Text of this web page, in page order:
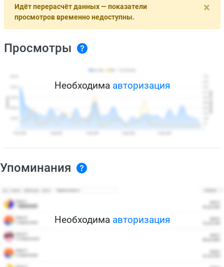
×
Идёт перерасчёт данных — показатели
просмотров временно недоступны.
Просмотры
Необходима авторизация
Упоминания
Необходима авторизация